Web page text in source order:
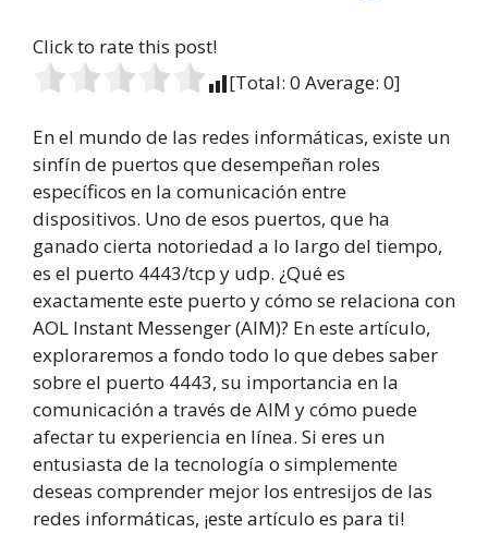
Click to rate this post!
[Total: 0 Average: 0]
En el mundo de las redes informáticas, existe un
sinfín de puertos que desempeñan roles
específicos en la comunicación entre
dispositivos. Uno de esos puertos, que ha
ganado cierta notoriedad a lo largo del tiempo,
es el puerto 4443/tcp y udp. ¿Qué es
exactamente este puerto y cómo se relaciona con
AOL Instant Messenger (AIM)? En este artículo,
exploraremos a fondo todo lo que debes saber
sobre el puerto 4443, su importancia en la
comunicación a través de AIM y cómo puede
afectar tu experiencia en línea. Si eres un
entusiasta de la tecnología o simplemente
deseas comprender mejor los entresijos de las
redes informáticas, ¡este artículo es para ti!